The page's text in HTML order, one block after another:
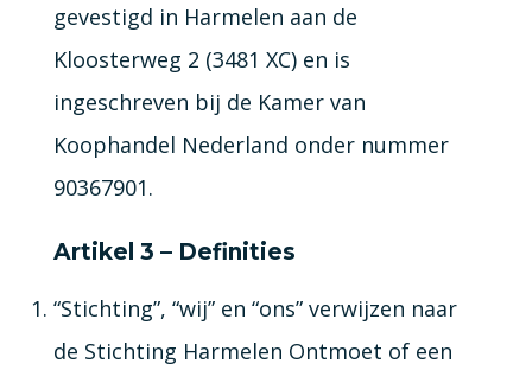
gevestigd in Harmelen aan de
Kloosterweg 2 (3481 XC) en is
ingeschreven bij de Kamer van
Koophandel Nederland onder nummer
90367901.
Artikel 3 – Definities
“Stichting”, “wij” en “ons” verwijzen naar
de Stichting Harmelen Ontmoet of een